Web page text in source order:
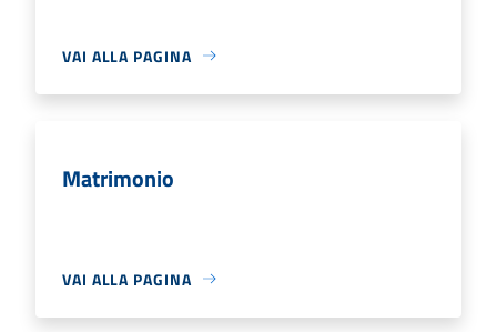
VAI ALLA PAGINA
Matrimonio
VAI ALLA PAGINA